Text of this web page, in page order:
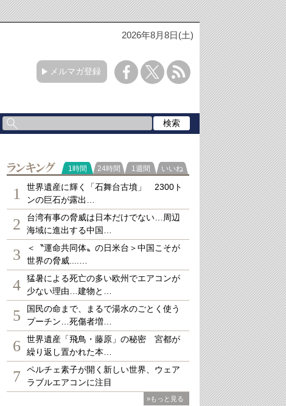
2026年8月8日(土)
メルマガ登録
ランキング
1時間 24時間 1週間 いいね
1
世界遺産に輝く「石舞台古墳」 2300ト
ンの巨石が露出…
2
台湾有事の脅威は日本だけでない…周辺
海域に進出する中国…
3
＜〝運命共同体〟の日米台＞中国こそが
世界の脅威....…
4
猛暑による死亡の多い欧州でエアコンが
少ない理由…建物と…
5
国民の命まで、まるで湯水のごとく使う
プーチン…死傷者増…
6
世界遺産「飛鳥・藤原」の秘密 宮都が
繰り返し置かれた本…
7
ペルチェ素子が開く新しい世界、ウェア
ラブルエアコンに注目
»もっと見る